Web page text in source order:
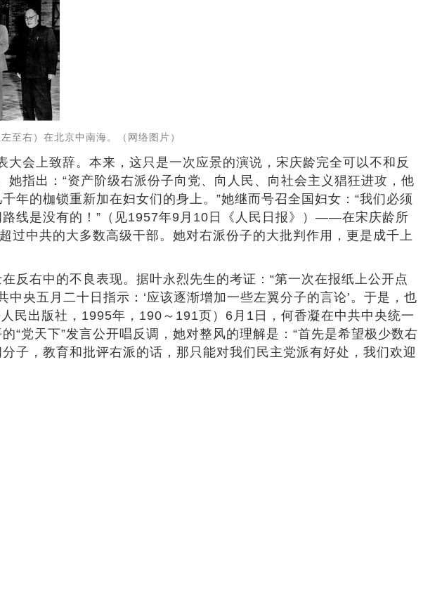
至右）在北京中南海。（网络图片）
会上致辞。本来，这只是一次应景的演说，宋庆龄完全可以不和反
指出：“资产阶级右派份子向党、向人民、向社会主义猖狂进攻，他
年的枷锁重新加在妇女们的身上。”她继而号召全国妇女：“我们必须
线是没有的！”（见1957年9月10日《人民日报》）——在宋庆龄所
过中共的大多数高级干部。她对右派份子的大批判作用，更是成千上
反右中的不良表现。据叶永烈先生的考证：“第一次在报纸上公开点
央五月二十日指示：‘应该逐渐增加一些左翼分子的言论’。于是，也
民出版社，1995年，190～191页）6月1日，何香凝在中共中央统一
党天下”发言公开唱反调，她对整风的理解是：“首先是希望极少数右
子，教育和批评右派的话，那只能对我们民主党派有好处，我们欢迎